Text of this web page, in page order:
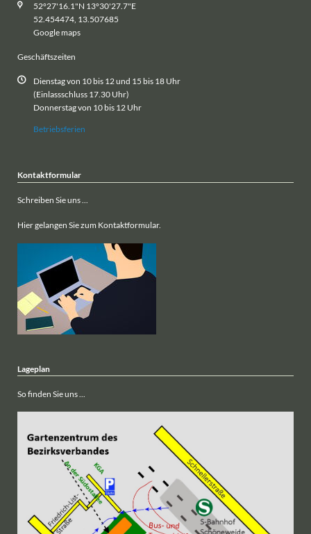
52°27'16.1"N 13°30'27.7"E
52.454474, 13.507685
Google maps
Geschäftszeiten
Dienstag von 10 bis 12 und 15 bis 18 Uhr
(Einlassschluss 17.30 Uhr)
Donnerstag von 10 bis 12 Uhr
Betriebsferien
Kontaktformular
Schreiben Sie uns ...
Hier gelangen Sie zum Kontaktformular.
Lageplan
So finden Sie uns ...